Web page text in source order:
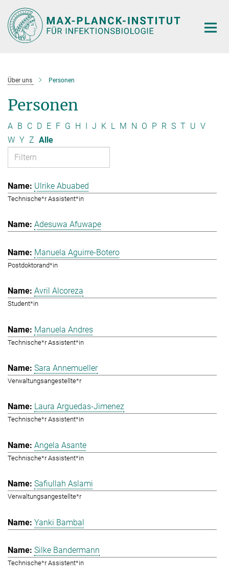
Hauptinhalt
Über uns Personen
Personen
A B C D E F G H I J K L M N O P R S T U V
W Y Z Alle
Ulrike Abuabed
Technische*r Assistent*in
Adesuwa Afuwape
Manuela Aguirre-Botero
Postdoktorand*in
Avril Alcoreza
Student*in
Manuela Andres
Technische*r Assistent*in
Sara Annemueller
Verwaltungsangestellte*r
Laura Arguedas-Jimenez
Technische*r Assistent*in
Angela Asante
Technische*r Assistent*in
Safiullah Aslami
Verwaltungsangestellte*r
Yanki Bambal
Silke Bandermann
Technische*r Assistent*in